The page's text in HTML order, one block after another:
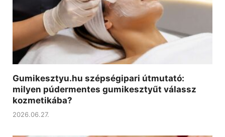
Gumikesztyu.hu szépségipari útmutató:
milyen púdermentes gumikesztyűt válassz
kozmetikába?
2026.06.27.